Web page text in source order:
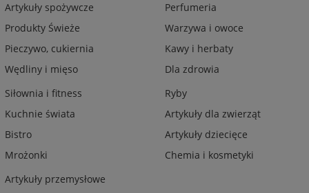
Artykuły spożywcze
Produkty Świeże
Pieczywo, cukiernia
Wędliny i mięso
Perfumeria
Warzywa i owoce
Kawy i herbaty
Dla zdrowia
Siłownia i fitness
Kuchnie świata
Bistro
Mrożonki
Ryby
Artykuły dla zwierząt
Artykuły dziecięce
Chemia i kosmetyki
Artykuły przemysłowe